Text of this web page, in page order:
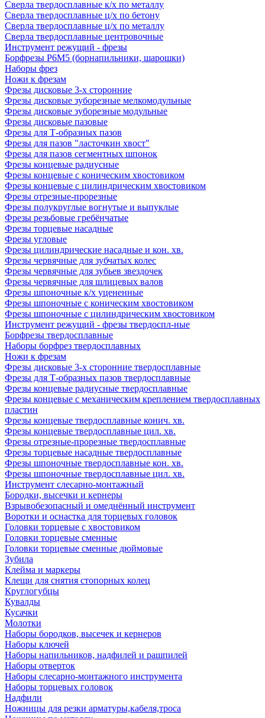
Сверла твердосплавные к/х по металлу
Сверла твердосплавные ц/х по бетону
Сверла твердосплавные ц/х по металлу
Сверла твердосплавные центровочные
Инструмент режущий - фрезы
Борфрезы Р6М5 (борнапильники, шарошки)
Наборы фрез
Ножи к фрезам
Фрезы дисковые 3-х сторонние
Фрезы дисковые зуборезные мелкомодульные
Фрезы дисковые зуборезные модульные
Фрезы дисковые пазовые
Фрезы для Т-образных пазов
Фрезы для пазов "ласточкин хвост"
Фрезы для пазов сегментных шпонок
Фрезы концевые радиусные
Фрезы концевые с коническим хвостовиком
Фрезы концевые с цилиндрическим хвостовиком
Фрезы отрезные-прорезные
Фрезы полукруглые вогнутые и выпуклые
Фрезы резьбовые гребёнчатые
Фрезы торцевые насадные
Фрезы угловые
Фрезы цилиндрические насадные и кон. хв.
Фрезы червячные для зубчатых колес
Фрезы червячные для зубьев звездочек
Фрезы червячные для шлицевых валов
Фрезы шпоночные к/х уцененные
Фрезы шпоночные с коническим хвостовиком
Фрезы шпоночные с цилиндрическим хвостовиком
Инструмент режущий - фрезы твердоспл-ные
Борфрезы твердосплавные
Наборы борфрез твердосплавных
Ножи к фрезам
Фрезы дисковые 3-х сторонние твердосплавные
Фрезы для Т-образных пазов твердосплавные
Фрезы концевые радиусные твердосплавные
Фрезы концевые с механическим креплением твердосплавных
пластин
Фрезы концевые твердосплавные конич. хв.
Фрезы концевые твердосплавные цил. хв.
Фрезы отрезные-прорезные твердосплавные
Фрезы торцевые насадные твердосплавные
Фрезы шпоночные твердосплавные кон. хв.
Фрезы шпоночные твердосплавные цил. хв.
Инструмент слесарно-монтажный
Бородки, высечки и кернеры
Взрывобезопасный и омеднённый инструмент
Воротки и оснаcтка для торцевых головок
Головки торцевые с хвостовиком
Головки торцевые сменные
Головки торцевые сменные дюймовые
Зубила
Клейма и маркеры
Клещи для снятия стопорных колец
Круглогубцы
Кувалды
Кусачки
Молотки
Наборы бородков, высечек и кернеров
Наборы ключей
Наборы напильников, надфилей и рашпилей
Наборы отверток
Наборы слесарно-монтажного инструмента
Наборы торцевых головок
Надфили
Ножницы для резки арматуры,кабеля,троса